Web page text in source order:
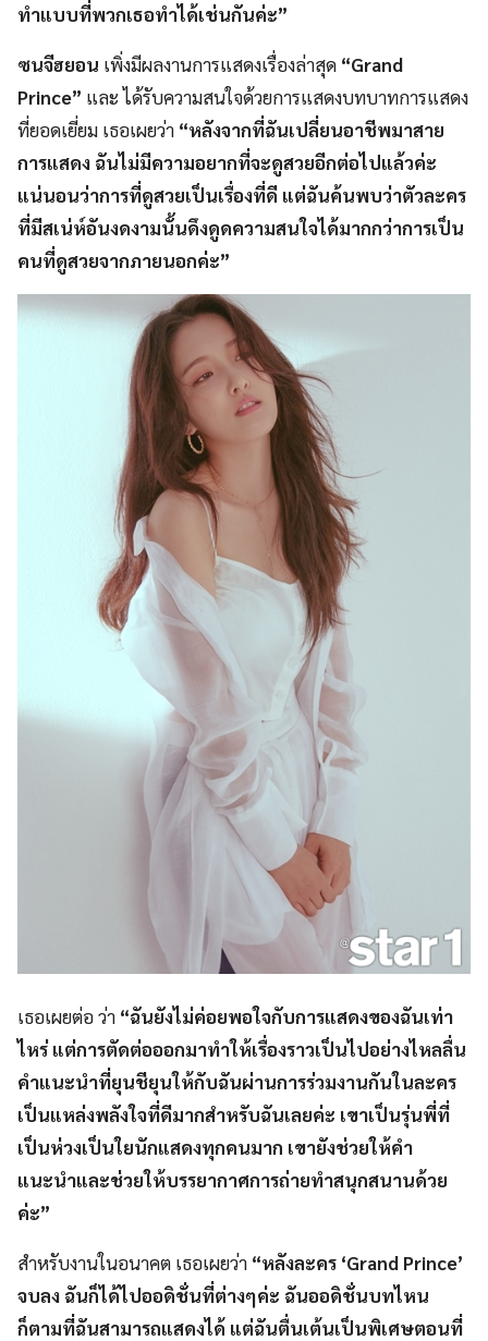
ทำแบบที่พวกเธอทำได้เช่นกันค่ะ”
ซนจีฮยอน เพิ่งมีผลงานการแสดงเรื่องล่าสุด “Grand
Prince” และ ได้รับความสนใจด้วยการแสดงบทบาทการแสดง
ที่ยอดเยี่ยม เธอเผยว่า “หลังจากที่ฉันเปลี่ยนอาชีพมาสาย
การแสดง ฉันไม่มีความอยากที่จะดูสวยอีกต่อไปแล้วค่ะ
แน่นอนว่าการที่ดูสวยเป็นเรื่องที่ดี แต่ฉันค้นพบว่าตัวละคร
ที่มีสเน่ห์อันงดงามนั้นดึงดูดความสนใจได้มากกว่าการเป็น
คนที่ดูสวยจากภายนอกค่ะ”
เธอเผยต่อ ว่า “ฉันยังไม่ค่อยพอใจกับการแสดงของฉันเท่า
ไหร่ แต่การตัดต่อออกมาทำให้เรื่องราวเป็นไปอย่างไหลลื่น
คำแนะนำที่ยุนชียุนให้กับฉันผ่านการร่วมงานกันในละคร
เป็นแหล่งพลังใจที่ดีมากสำหรับฉันเลยค่ะ เขาเป็นรุ่นพี่ที่
เป็นห่วงเป็นใยนักแสดงทุกคนมาก เขายังช่วยให้คำ
แนะนำและช่วยให้บรรยากาศการถ่ายทำสนุกสนานด้วย
ค่ะ”
สำหรับงานในอนาคต เธอเผยว่า “หลังละคร ‘Grand Prince’
จบลง ฉันก็ได้ไปออดิชั่นที่ต่างๆค่ะ ฉันออดิชั่นบทไหน
ก็ตามที่ฉันสามารถแสดงได้ แต่ฉันตื่นเต้นเป็นพิเศษตอนที่